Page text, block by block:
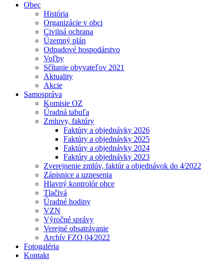
Obec
História
Organizácie v obci
Civilná ochrana
Územný plán
Odpadové hospodárstvo
Voľby
Sčítanie obyvateľov 2021
Aktuality
Akcie
Samospráva
Komisie OZ
Úradná tabuľa
Zmluvy, faktúry
Faktúry a objednávky 2026
Faktúry a objednávky 2025
Faktúry a objednávky 2024
Faktúry a objednávky 2023
Zverejnenie zmlúv, faktúr a objednávok do 4⁄2022
Zápisnice a uznesenia
Hlavný kontrolór obce
Tlačivá
Úradné hodiny
VZN
Výročné správy
Verejné obsatrávanie
Archív FZO 04⁄2022
Fotogaléria
Kontakt